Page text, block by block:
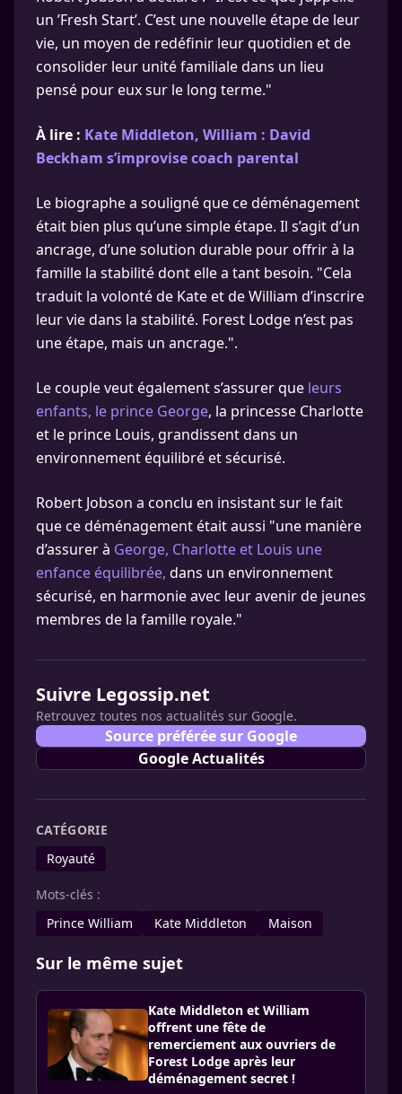
un ’Fresh Start’. C’est une nouvelle étape de leur
vie, un moyen de redéfinir leur quotidien et de
consolider leur unité familiale dans un lieu
pensé pour eux sur le long terme."
À lire : Kate Middleton, William : David
Beckham s’improvise coach parental
Le biographe a souligné que ce déménagement
était bien plus qu’une simple étape. Il s’agit d’un
ancrage, d’une solution durable pour offrir à la
famille la stabilité dont elle a tant besoin. "Cela
traduit la volonté de Kate et de William d’inscrire
leur vie dans la stabilité. Forest Lodge n’est pas
une étape, mais un ancrage.".
Le couple veut également s’assurer que leurs
enfants, le prince George, la princesse Charlotte
et le prince Louis, grandissent dans un
environnement équilibré et sécurisé.
Robert Jobson a conclu en insistant sur le fait
que ce déménagement était aussi "une manière
d’assurer à George, Charlotte et Louis une
enfance équilibrée, dans un environnement
sécurisé, en harmonie avec leur avenir de jeunes
membres de la famille royale."
Suivre Legossip.net
Retrouvez toutes nos actualités sur Google.
Source préférée sur Google
Google Actualités
CATÉGORIE
Royauté
Mots-clés :
Prince William
Kate Middleton Maison
Sur le même sujet
Kate Middleton et William
offrent une fête de
remerciement aux ouvriers de
Forest Lodge après leur
déménagement secret !